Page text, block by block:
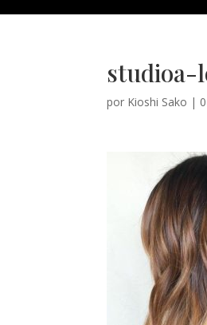
studioa-
por Kioshi Sako |